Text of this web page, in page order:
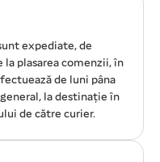
expediate, de
la plasarea comenzii, în
de luni pâna
la destinație în
de către curier.